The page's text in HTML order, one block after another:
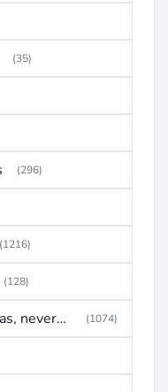
(35)
(296)
(1216)
(128)
Refrigeración (heladeras, neveras, congeladores) (1074)